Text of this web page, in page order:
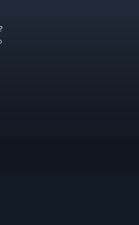
possono essere installate e